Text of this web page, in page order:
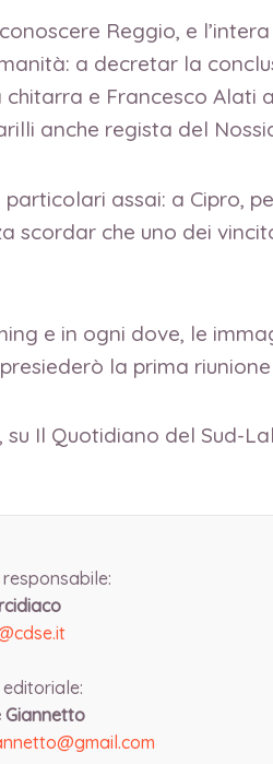
Reggio, e
a decretar la
e Francesco Alati
anche regista del
assai: a Cipro,
scordar che uno dei
e in ogni dove, le
la prima
Il Quotidiano del Sud-
Giannetto